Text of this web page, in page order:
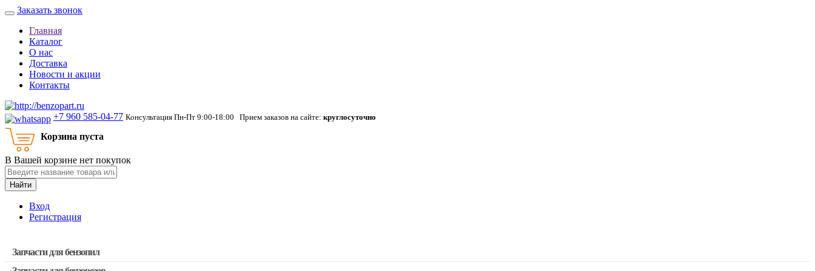
Заказать звонок
Главная
Каталог
О нас
Доставка
Новости и акции
Контакты
+7 960 585-04-77 Консультация Пн-Пт 9:00-18:00 Прием заказов на сайте: круглосуточно
Корзина пуста
В Вашей корзине нет покупок
Найти
Вход
Регистрация
Запчасти для бензопил